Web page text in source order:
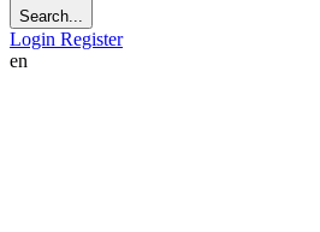
Search...
Login Register
en